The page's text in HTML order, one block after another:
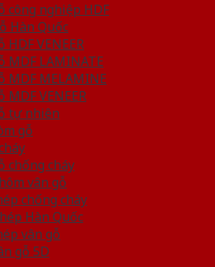
công nghiệp HDF
Hàn Quốc
HDF VENEER
MDF LAMINATE
MDF MELAMINE
MDF VENEER
tự nhiên
gỗ
chống cháy
vân gỗ
chống cháy
Hàn Quốc
vân gỗ
gỗ 5D